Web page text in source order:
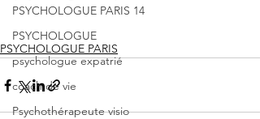
PSYCHOLOGUE PARIS 14
PSYCHOLOGUE
psychologue expatrié
coach de vie
Psychothérapeute visio
PSYCHOLOGUE PARIS